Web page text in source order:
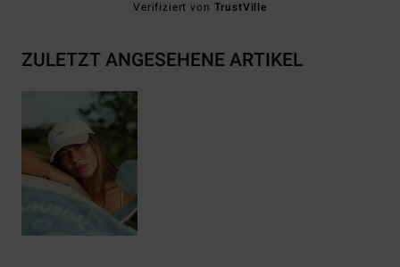
Verifiziert von TrustVille
ZULETZT ANGESEHENE ARTIKEL